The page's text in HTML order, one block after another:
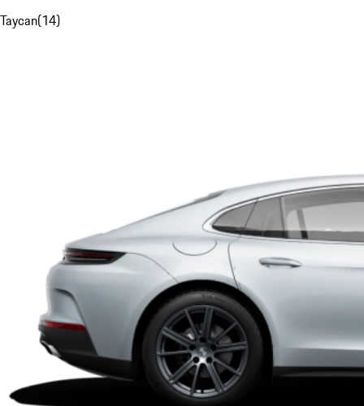
Taycan(14)